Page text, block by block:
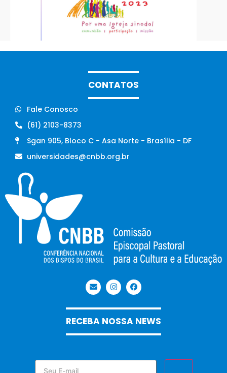
CONTATOS
Fale Conosco
(61) 2103-8373
Sgan 905, Bloco C - Asa Norte - Brasília - DF
universidades@cnbb.org.br
RECEBA NOSSA NEWS